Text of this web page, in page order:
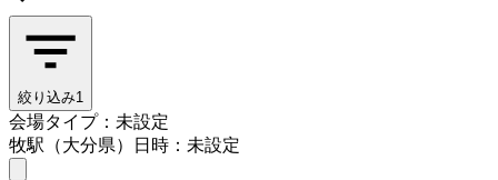
絞り込み1
会場タイプ：未設定
牧駅（大分県）
日時：未設定